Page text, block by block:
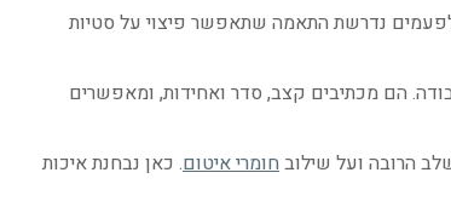
נדרשת התאמה שתאפשר פיצוי על סטיות
הם מכתיבים קצב, סדר ואחידות, ומאפשרים
הרובה ועל שילובחומרי איטום. כאן נבחנת איכות